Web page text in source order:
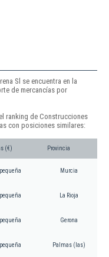
Sl se encuentra en la
de mercancías por
ranking de Construcciones
con posiciones similares:
(€) Provincia
pequeña Murcia
pequeña La Rioja
pequeña Gerona
pequeña Palmas (las)